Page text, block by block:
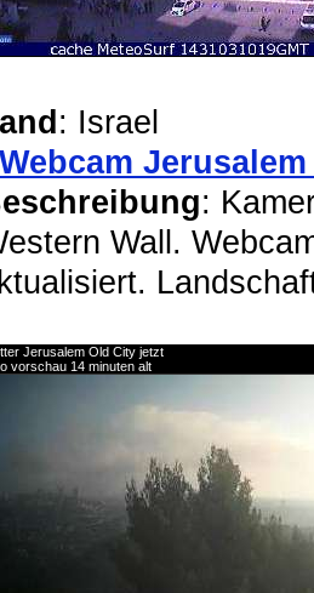
: Israel
Webcam
:
Wall.
Jerusalem Old City jetzt
vorschau 14 minuten alt